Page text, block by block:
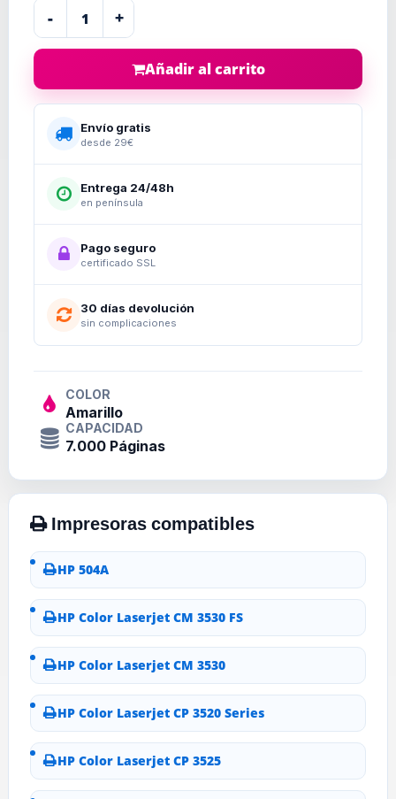
- +
Añadir al carrito
Envío gratis
desde 29€
Entrega 24/48h
en península
Pago seguro
certificado SSL
30 días devolución
sin complicaciones
COLOR
Amarillo
CAPACIDAD
7.000 Páginas
HP 504A
HP Color Laserjet CM 3530 FS
HP Color Laserjet CM 3530
HP Color Laserjet CP 3520 Series
HP Color Laserjet CP 3525